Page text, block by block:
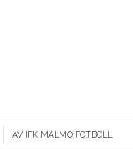
AV IFK MALMÖ FOTBOLL